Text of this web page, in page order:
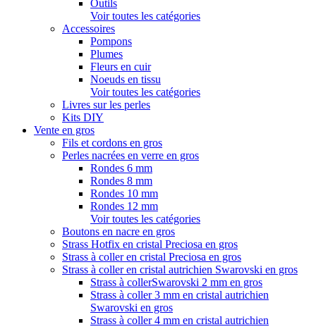
Outils
Voir toutes les catégories
Accessoires
Pompons
Plumes
Fleurs en cuir
Noeuds en tissu
Voir toutes les catégories
Livres sur les perles
Kits DIY
Vente en gros
Fils et cordons en gros
Perles nacrées en verre en gros
Rondes 6 mm
Rondes 8 mm
Rondes 10 mm
Rondes 12 mm
Voir toutes les catégories
Boutons en nacre en gros
Strass Hotfix en cristal Preciosa en gros
Strass à coller en cristal Preciosa en gros
Strass à coller en cristal autrichien Swarovski en gros
Strass à collerSwarovski 2 mm en gros
Strass à coller 3 mm en cristal autrichien
Swarovski en gros
Strass à coller 4 mm en cristal autrichien